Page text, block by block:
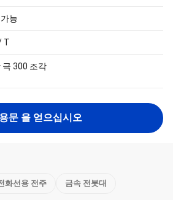
능
T
극 300 조각
문 을 얻으십시오
화선용 전주 금속 전봇대